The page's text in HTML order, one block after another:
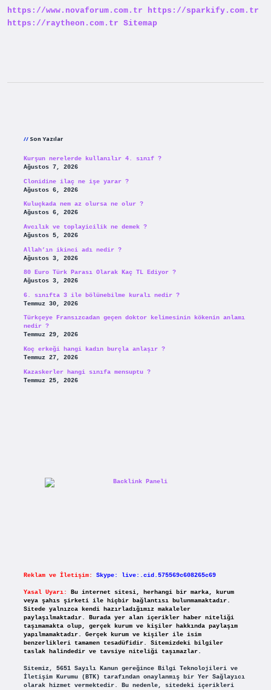
https://www.novaforum.com.tr
https://sparkify.com.tr
https://raytheon.com.tr Sitemap
Son Yazılar
Kurşun nerelerde kullanılır 4. sınıf ?
Ağustos 7, 2026
Clonidine ilaç ne işe yarar ?
Ağustos 6, 2026
Kuluçkada nem az olursa ne olur ?
Ağustos 6, 2026
Avcılık ve toplayicilik ne demek ?
Ağustos 5, 2026
Allah’ın ikinci adı nedir ?
Ağustos 3, 2026
80 Euro Türk Parası Olarak Kaç TL Ediyor ?
Ağustos 3, 2026
6. sınıfta 3 ile bölünebilme kuralı nedir ?
Temmuz 30, 2026
Türkçeye Fransızcadan geçen doktor kelimesinin kökenin anlamı
nedir ?
Temmuz 29, 2026
Koç erkeği hangi kadın burçla anlaşır ?
Temmuz 27, 2026
Kazaskerler hangi sınıfa mensuptu ?
Temmuz 25, 2026
Reklam ve İletişim: Skype: live:.cid.575569c608265c69
Yasal Uyarı:
Bu internet sitesi, herhangi bir marka, kurum
veya şahıs şirketi ile hiçbir bağlantısı bulunmamaktadır.
Sitede yalnızca kendi hazırladığımız makaleler
paylaşılmaktadır. Burada yer alan içerikler haber niteliği
taşımamakta olup, gerçek kurum ve kişiler hakkında paylaşım
yapılmamaktadır. Gerçek kurum ve kişiler ile isim
benzerlikleri tamamen tesadüfidir. Sitemizdeki bilgiler
taslak halindedir ve tavsiye niteliği taşımazlar.
Sitemiz, 5651 Sayılı Kanun gereğince Bilgi Teknolojileri ve
İletişim Kurumu (BTK) tarafından onaylanmış bir Yer Sağlayıcı
olarak hizmet vermektedir. Bu nedenle, sitedeki içerikleri